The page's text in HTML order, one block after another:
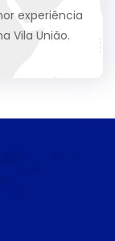
experiência
Vila União.